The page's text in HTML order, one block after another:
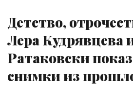
Детство,
Лера Кудрявцева
Ратаковски
снимки из